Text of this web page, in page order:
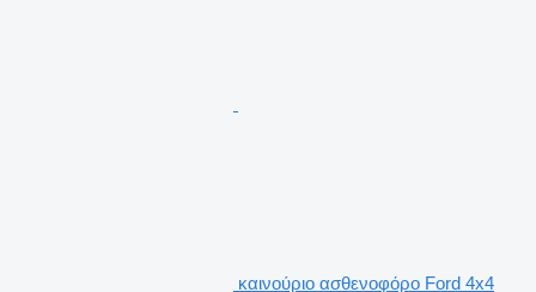
καινούριο ασθενοφόρο Ford 4x4